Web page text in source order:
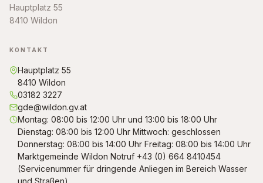
Hauptplatz 55
8410 Wildon
KONTAKT
Hauptplatz 55
8410 Wildon
03182 3227
gde@wildon.gv.at
Montag: 08:00 bis 12:00 Uhr und 13:00 bis 18:00 Uhr
Dienstag: 08:00 bis 12:00 Uhr Mittwoch: geschlossen
Donnerstag: 08:00 bis 14:00 Uhr Freitag: 08:00 bis 14:00 Uhr
Marktgemeinde Wildon Notruf +43 (0) 664 8410454
(Servicenummer für dringende Anliegen im Bereich Wasser
und Straßen)